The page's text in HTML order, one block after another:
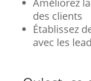
Améliorez
des clients
Établissez
avec les